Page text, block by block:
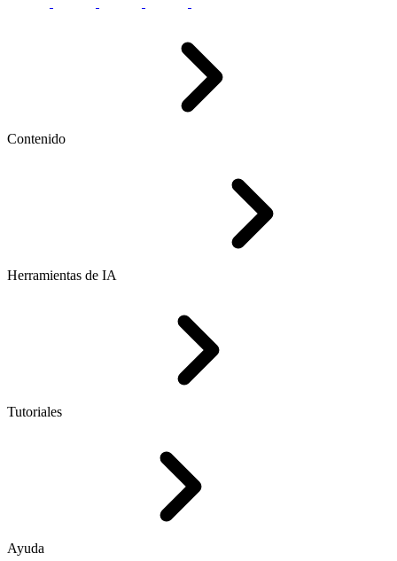
Contenido
Herramientas de IA
Tutoriales
Ayuda